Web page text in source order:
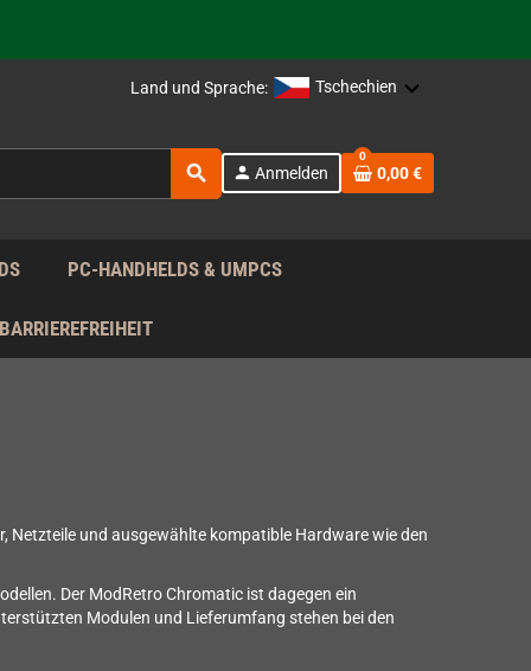
Land und Sprache: Tschechien
search person Anmelden
0
0,00 €
PC-HANDHELDS & UMPCS
Netzteile und ausgewählte kompatible Hardware wie den
Der ModRetro Chromatic ist dagegen ein
Modulen und Lieferumfang stehen bei den